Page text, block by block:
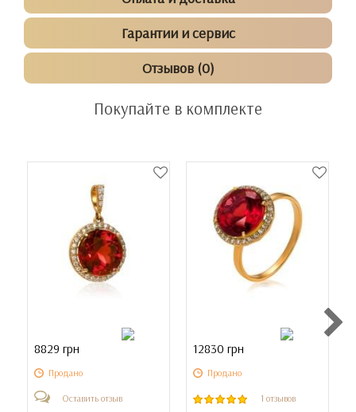
Гарантии и сервис
Отзывов (0)
Покупайте в комплекте
8829 грн
Продано
Оставить отзыв
12830 грн
Продано
1 отзывов